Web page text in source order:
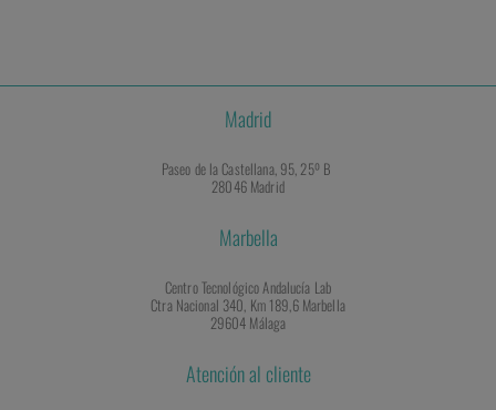
Madrid
Paseo de la Castellana, 95, 25º B
28046 Madrid
Marbella
Centro Tecnológico Andalucía Lab
Ctra Nacional 340, Km 189,6 Marbella
29604 Málaga
Atención al cliente